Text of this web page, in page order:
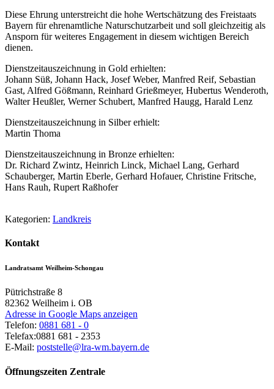
Diese Ehrung unterstreicht die hohe Wertschätzung des Freistaats
Bayern für ehrenamtliche Naturschutzarbeit und soll gleichzeitig als
Ansporn für weiteres Engagement in diesem wichtigen Bereich
dienen.
Dienstzeitauszeichnung in Gold erhielten:
Johann Süß, Johann Hack, Josef Weber, Manfred Reif, Sebastian
Gast, Alfred Gößmann, Reinhard Grießmeyer, Hubertus Wenderoth,
Walter Heußler, Werner Schubert, Manfred Haugg, Harald Lenz
Dienstzeitauszeichnung in Silber erhielt:
Martin Thoma
Dienstzeitauszeichnung in Bronze erhielten:
Dr. Richard Zwintz, Heinrich Linck, Michael Lang, Gerhard
Schauberger, Martin Eberle, Gerhard Hofauer, Christine Fritsche,
Hans Rauh, Rupert Raßhofer
Kategorien: Landkreis
Kontakt
Landratsamt Weilheim-Schongau
Pütrichstraße 8
82362 Weilheim i. OB
Adresse in Google Maps anzeigen
Telefon: 0881 681 - 0
Telefax:0881 681 - 2353
E-Mail: poststelle@lra-wm.bayern.de
Öffnungszeiten Zentrale